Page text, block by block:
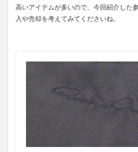
高いアイテムが多いので、今回紹介した
入や売却を考えてみてくださいね。